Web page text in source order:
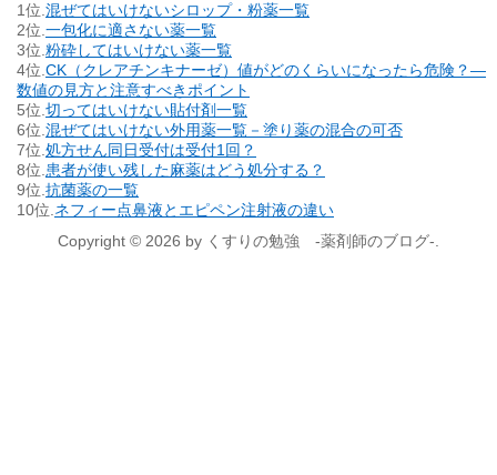
混ぜてはいけないシロップ・粉薬一覧
一包化に適さない薬一覧
粉砕してはいけない薬一覧
CK（クレアチンキナーゼ）値がどのくらいになったら危険？―
数値の見方と注意すべきポイント
切ってはいけない貼付剤一覧
混ぜてはいけない外用薬一覧－塗り薬の混合の可否
処方せん同日受付は受付1回？
患者が使い残した麻薬はどう処分する？
抗菌薬の一覧
ネフィー点鼻液とエピペン注射液の違い
Copyright © 2026 by くすりの勉強 -薬剤師のブログ-.